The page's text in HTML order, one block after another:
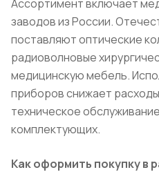
Ассортимент включает
заводов из России.
поставляют оптические
радиоволновые
медицинскую мебель.
приборов снижает
техническое
комплектующих.
Как оформить покупку в